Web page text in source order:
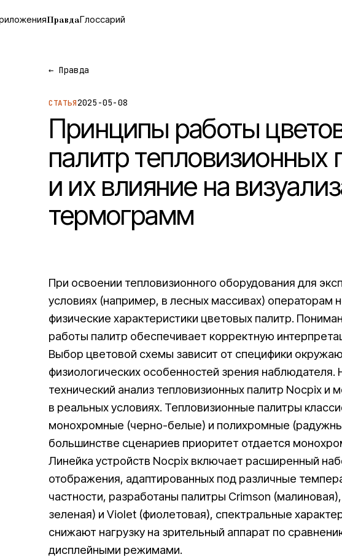
ПравдаГлоссарий
← Правда
СТАТЬЯ2025-05-08
Принципы работы
палитр тепловизионных
и их влияние на
термограмм
При освоении тепловизионного оборудования для
условиях (например, в лесных массивах) операторам
физические характеристики цветовых палитр.
работы палитр обеспечивает корректную
Выбор цветовой схемы зависит от специфики
физиологических особенностей зрения
технический анализ тепловизионных палитр Nocpix и
в реальных условиях. Тепловизионные палитры
монохромные (черно-белые) и полихромные
большинстве сценариев приоритет отдается
Линейка устройств Nocpix включает расширенный
отображения, адаптированных под различные
частности, разработаны палитры Crimson
зеленая) и Violet (фиолетовая), спектральные
снижают нагрузку на зрительный аппарат по
дисплейными режимами.